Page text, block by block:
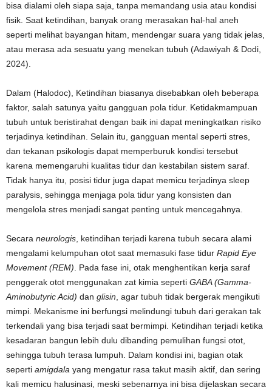
bisa dialami oleh siapa saja, tanpa memandang usia atau kondisi
fisik. Saat ketindihan, banyak orang merasakan hal-hal aneh
seperti melihat bayangan hitam, mendengar suara yang tidak jelas,
atau merasa ada sesuatu yang menekan tubuh (Adawiyah & Dodi,
2024).
Dalam (Halodoc), Ketindihan biasanya disebabkan oleh beberapa
faktor, salah satunya yaitu gangguan pola tidur. Ketidakmampuan
tubuh untuk beristirahat dengan baik ini dapat meningkatkan risiko
terjadinya ketindihan. Selain itu, gangguan mental seperti stres,
dan tekanan psikologis dapat memperburuk kondisi tersebut
karena memengaruhi kualitas tidur dan kestabilan sistem saraf.
Tidak hanya itu, posisi tidur juga dapat memicu terjadinya sleep
paralysis, sehingga menjaga pola tidur yang konsisten dan
mengelola stres menjadi sangat penting untuk mencegahnya.
Secara neurologis , ketindihan terjadi karena tubuh secara alami
mengalami kelumpuhan otot saat memasuki fase tidur Rapid Eye
Movement (REM) . Pada fase ini, otak menghentikan kerja saraf
penggerak otot menggunakan zat kimia seperti GABA (Gamma-
Aminobutyric Acid) dan glisin , agar tubuh tidak bergerak mengikuti
mimpi. Mekanisme ini berfungsi melindungi tubuh dari gerakan tak
terkendali yang bisa terjadi saat bermimpi. Ketindihan terjadi ketika
kesadaran bangun lebih dulu dibanding pemulihan fungsi otot,
sehingga tubuh terasa lumpuh. Dalam kondisi ini, bagian otak
seperti amigdala yang mengatur rasa takut masih aktif, dan sering
kali memicu halusinasi, meski sebenarnya ini bisa dijelaskan secara